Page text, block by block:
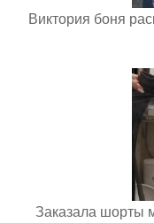
Виктория боня
Заказала шорты